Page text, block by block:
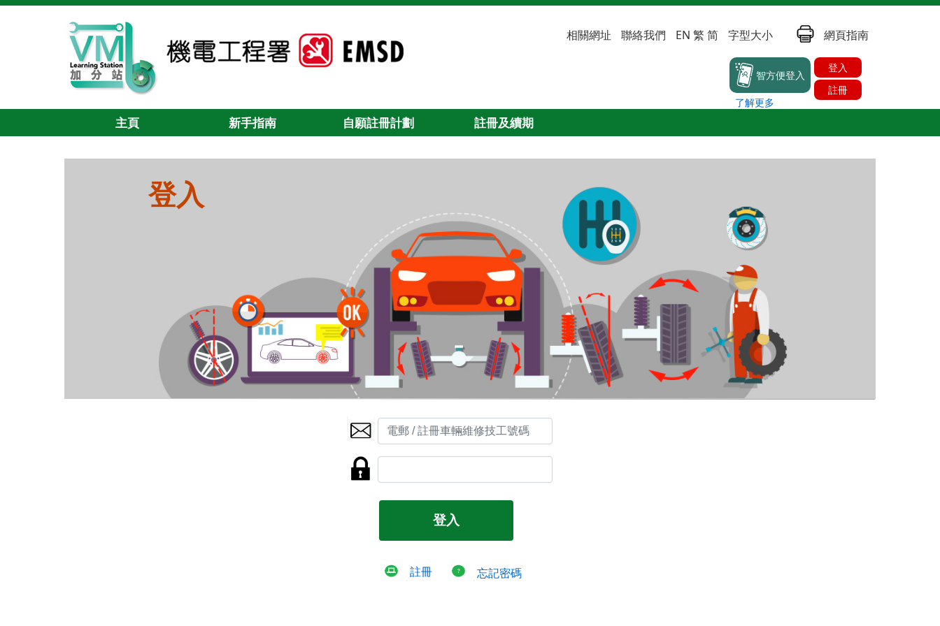
相關網址 聯絡我們 EN 繁 简 字型大小 網頁指南
智方便登入
了解更多
登入
註冊
主頁 新手指南 自願註冊計劃 註冊及續期
登入
註冊 忘記密碼